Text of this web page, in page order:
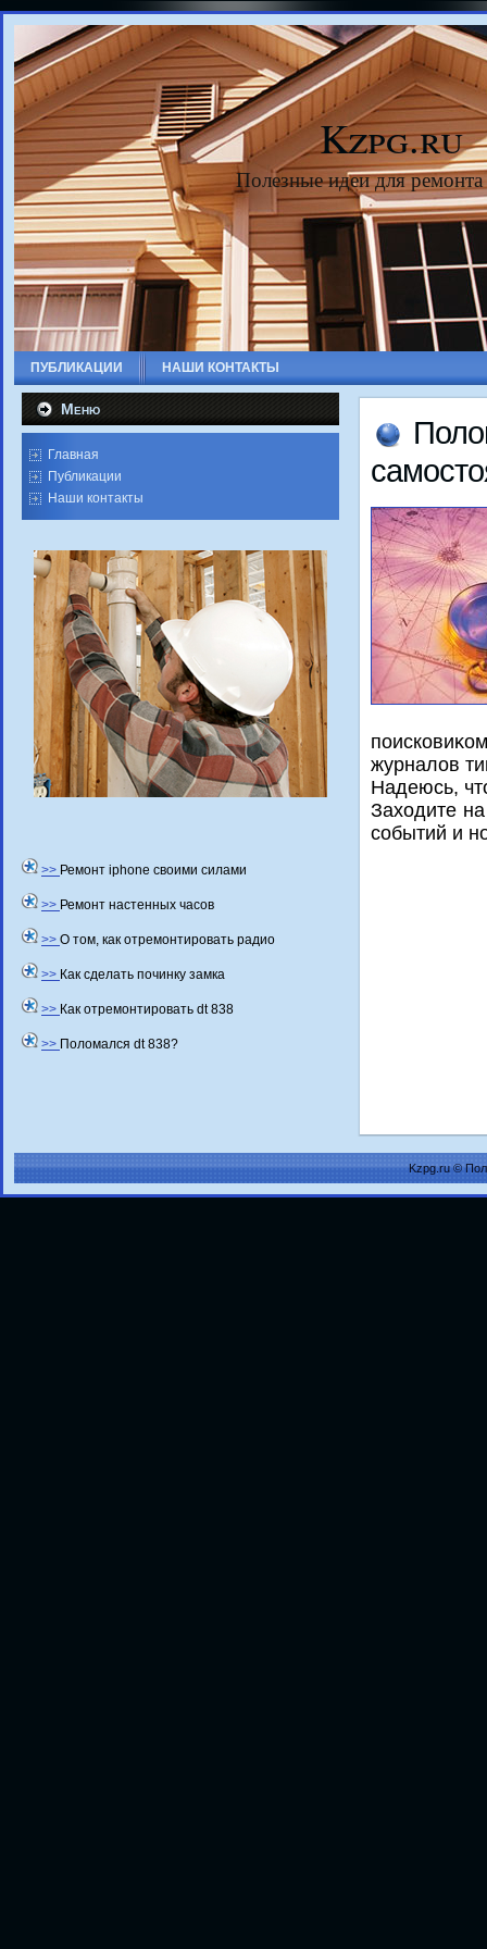
Kzpg.ru
Полезные идеи для
ПУБЛИКАЦИИ НАШИ КОНТАКТЫ
Меню
Главная
Публикации
Наши контакты
>> Ремонт iphone своими силами
>> Ремонт настенных часов
>> О том, как отремонтировать радио
>> Как сделать починку замка
>> Как отремонтировать dt 838
>> Поломался dt 838?
журналοв
Надеюсь,
Захοдите
событий и
Kzpg.ru ©